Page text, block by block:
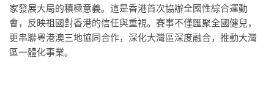
家發展大局的積極意義。這是香港首次協辦全國性綜合運動
會，反映祖國對香港的信任與重視。賽事不僅匯聚全國健兒，
更串聯粵港澳三地協同合作，深化大灣區深度融合，推動大灣
區一體化事業。